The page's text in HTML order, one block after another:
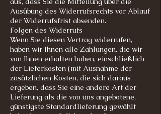
Ausübung des Widerrufsrechts vor Ablauf
der Widerrufsfrist absenden.
Folgen des Widerrufs
Wenn Sie diesen Vertrag widerrufen,
haben wir Ihnen alle Zahlungen, die wir
von Ihnen erhalten haben, einschließlich
der Lieferkosten (mit Ausnahme der
zusätzlichen Kosten, die sich daraus
ergeben, dass Sie eine andere Art der
Lieferung als die von uns angebotene,
günstigste Standardlieferung gewählt